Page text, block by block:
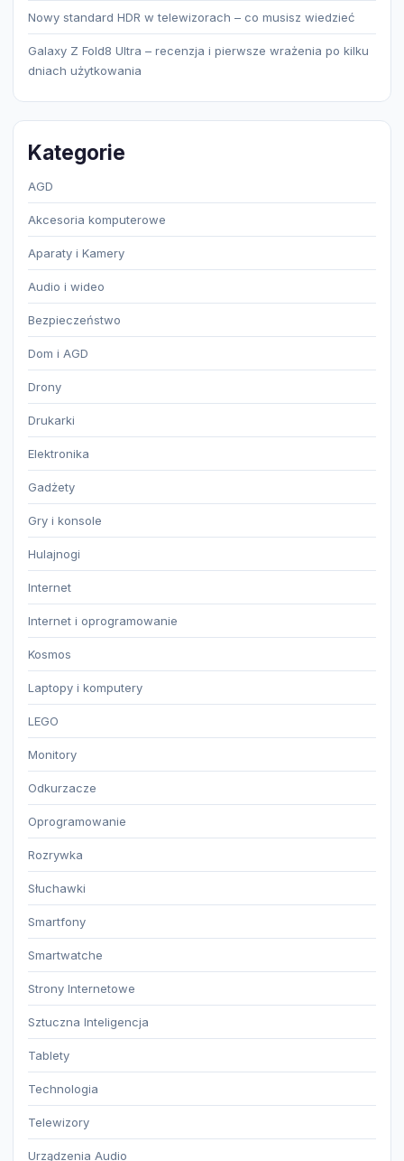
Nowy standard HDR w telewizorach – co musisz wiedzieć
Galaxy Z Fold8 Ultra – recenzja i pierwsze wrażenia po kilku
dniach użytkowania
Kategorie
AGD
Akcesoria komputerowe
Aparaty i Kamery
Audio i wideo
Bezpieczeństwo
Dom i AGD
Drony
Drukarki
Elektronika
Gadżety
Gry i konsole
Hulajnogi
Internet
Internet i oprogramowanie
Kosmos
Laptopy i komputery
LEGO
Monitory
Odkurzacze
Oprogramowanie
Rozrywka
Słuchawki
Smartfony
Smartwatche
Strony Internetowe
Sztuczna Inteligencja
Tablety
Technologia
Telewizory
Urządzenia Audio